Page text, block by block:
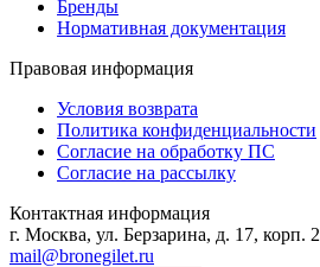
Бренды
Нормативная документация
Правовая информация
Условия возврата
Политика конфиденциальности
Согласие на обработку ПС
Согласие на рассылку
Контактная информация
г. Москва, ул. Берзарина, д. 17, корп. 2
mail@bronegilet.ru